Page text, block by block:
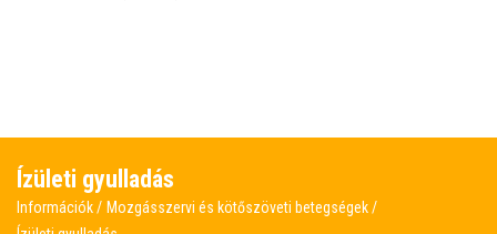
Ízületi gyulladás
Információk
Mozgásszervi és kötőszöveti betegségek